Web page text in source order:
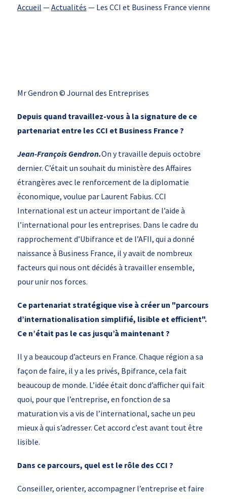
Accueil —Actualités — Les CCI et Business France
Mr Gendron © Journal des Entreprises
Depuis quand travaillez-vous à la signature de ce
partenariat entre les CCI et Business France ?
Jean-François Gendron.On y travaille depuis octobre
dernier. C’était un souhait du ministère des Affaires
étrangères avec le renforcement de la diplomatie
économique, voulue par Laurent Fabius. CCI
International est un acteur important de l’aide à
l’international pour les entreprises. Dans le cadre du
rapprochement d’Ubifrance et de l’AFII, qui a donné
naissance à Business France, il y avait de nombreux
facteurs qui nous ont décidés à travailler ensemble,
pour unir nos forces.
Ce partenariat stratégique vise à créer un "parcours
d’internationalisation simplifié, lisible et efficient".
Ce n’était pas le cas jusqu’à maintenant ?
Il y a beaucoup d’acteurs en France. Chaque région a sa
façon de faire, il y a les privés, Bpifrance, cela fait
beaucoup de monde. L’idée était donc d’afficher qui fait
quoi, pour que l’entreprise, en fonction de sa
maturation vis a vis de l’international, sache un peu
mieux à qui s’adresser. Cet accord c’est avant tout être
lisible.
Dans ce parcours, quel est le rôle des CCI ?
Conseiller, orienter, accompagner l’entreprise et faire